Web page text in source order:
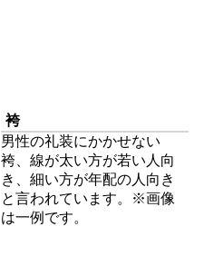
袴
男性の礼装にかかせない
袴、線が太い方が若い人向
き、細い方が年配の人向き
と言われています。※画像
は一例です。